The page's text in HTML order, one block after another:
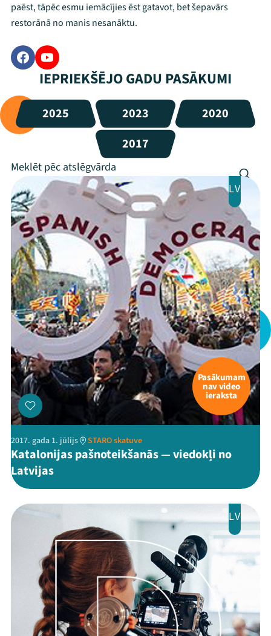
Mana programma
Festivāls
Programma
Arhīvs
paēst, tāpēc esmu iemācījies ēst gatavot, bet šepavārs
restorānā no manis nesanāktu.
IEPRIEKŠĒJO GADU PASĀKUMI
2025 2023
2020
2017
LV
Pasākumam
nav video
ieraksta
2017. gada 1. jūlijs STARO skatuve
Katalonijas pašnoteikšanās — viedokļi no
Latvijas
LV